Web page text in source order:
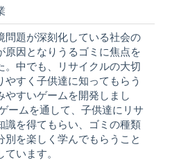
問題が深刻化している社会の
原因となりうるゴミに焦点を
。中でも、リサイクルの大切
やすく子供達に知ってもらう
やすいゲームを開発しまし
ームを通して、子供達にリサ
識を得てもらい、ゴミの種類
別を楽しく学んでもらうこと
ています。